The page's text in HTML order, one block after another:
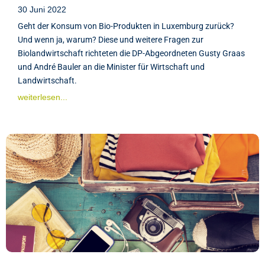
30 Juni 2022
Geht der Konsum von Bio-Produkten in Luxemburg zurück?
Und wenn ja, warum? Diese und weitere Fragen zur
Biolandwirtschaft richteten die DP-Abgeordneten Gusty Graas
und André Bauler an die Minister für Wirtschaft und
Landwirtschaft.
weiterlesen...